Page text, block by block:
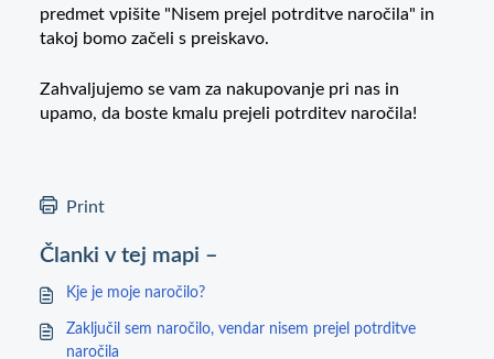
predmet vpišite "Nisem prejel potrditve naročila" in
takoj bomo začeli s preiskavo.
Zahvaljujemo se vam za nakupovanje pri nas in
upamo, da boste kmalu prejeli potrditev naročila!
Print
Članki v tej mapi –
Kje je moje naročilo?
Zaključil sem naročilo, vendar nisem prejel potrditve
naročila